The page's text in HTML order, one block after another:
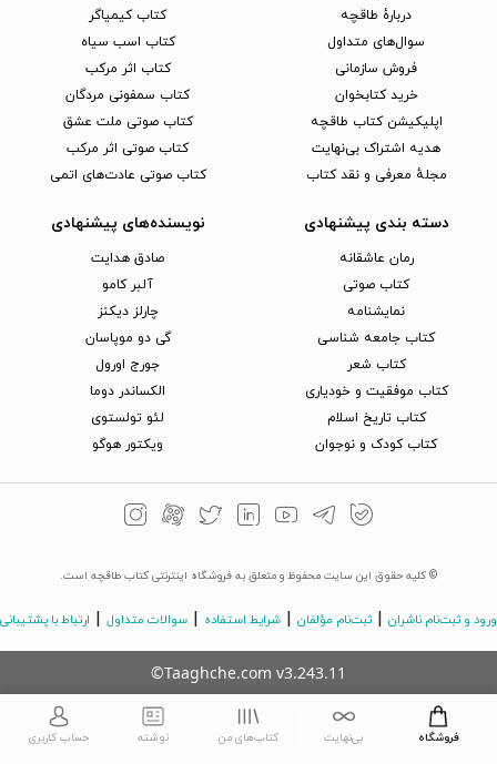
دربارهٔ طاقچه
سوال‌های متداول
فروش سازمانی
خرید کتابخوان
اپلیکیشن کتاب طاقچه
هدیه اشتراک بی‌نهایت
مجلهٔ معرفی و نقد کتاب
کتاب کیمیاگر
کتاب اسب سیاه
کتاب اثر مرکب
کتاب سمفونی مردگان
کتاب صوتی ملت عشق
کتاب صوتی اثر مرکب
کتاب صوتی عادت‌های اتمی
دسته بندی پیشنهادی
رمان عاشقانه
کتاب‌ صوتی
نمایشنامه
کتاب جامعه شناسی
کتاب شعر
کتاب موفقیت و خودیاری
کتاب تاریخ اسلام
کتاب کودک و نوجوان
نویسنده‌های پیشنهادی
صادق هدایت
آلبر کامو
چارلز دیکنز
گی دو موپاسان
جورج اورول
الکساندر دوما
لئو تولستوی
ویکتور هوگو
© کلیه حقوق این سایت محفوظ و متعلق به فروشگاه اینترنتی کتاب طاقچه است.
ورود و ثبت‌نام ناشران ثبت‌نام مؤلفان شرایط استفاده سوالات متداول ارتباط با پشتیبانی
©Taaghche.com v3.243.11
فروشگاه بی‌نهایت کتاب‌های من نوشته حساب کاربری